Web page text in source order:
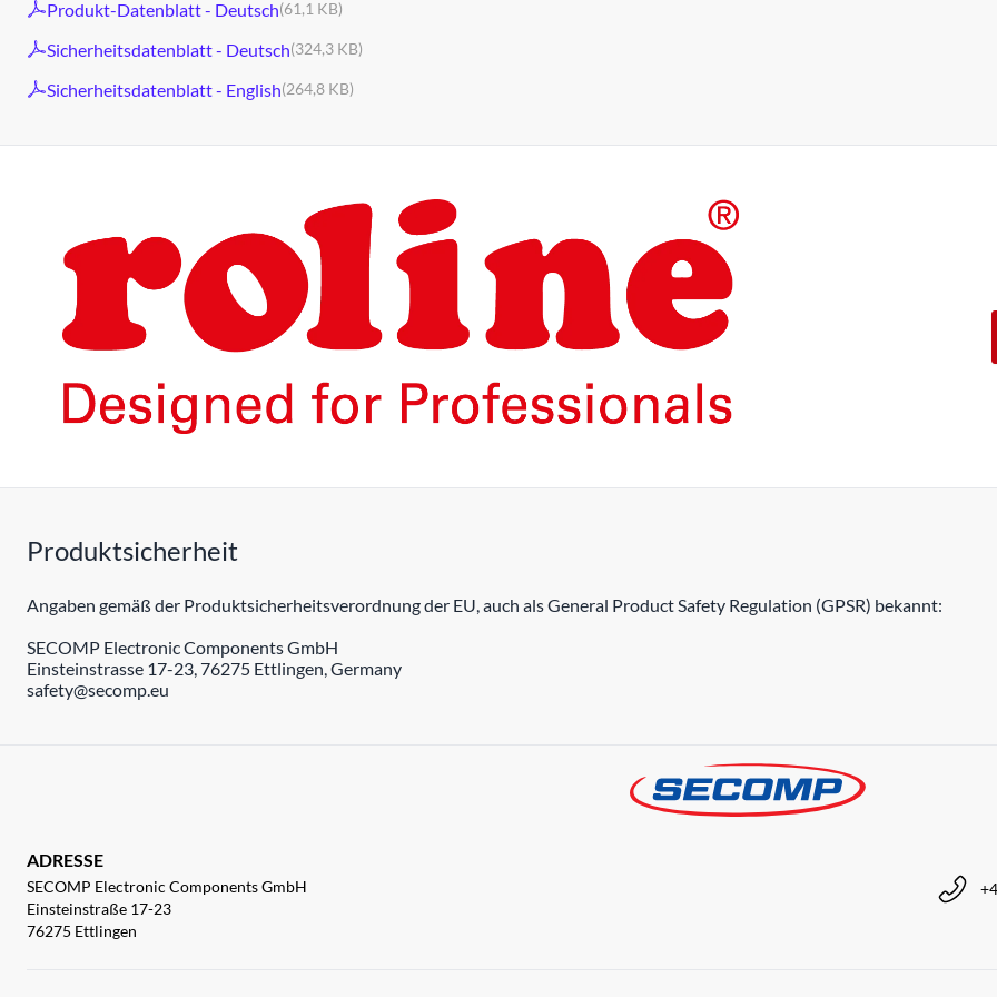
Produkt-Datenblatt - Deutsch(61,1 KB)
Sicherheitsdatenblatt - Deutsch(324,3 KB)
Sicherheitsdatenblatt - English(264,8 KB)
Produktsicherheit
Angaben gemäß der Produktsicherheitsverordnung der EU, auch als General Product Safety Regulation (GPSR) bekannt:
SECOMP Electronic Components GmbH
Einsteinstrasse 17-23, 76275 Ettlingen, Germany
safety@secomp.eu
ADRESSE
SECOMP Electronic Components GmbH
Einsteinstraße 17-23
76275 Ettlingen